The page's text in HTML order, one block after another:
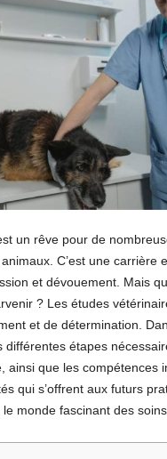
un rêve pour de
C’est une carrière
et dévouement. Mais
? Les études
et de détermination.
différentes étapes
ainsi que les compétences
qui s’offrent aux futurs
monde fascinant des